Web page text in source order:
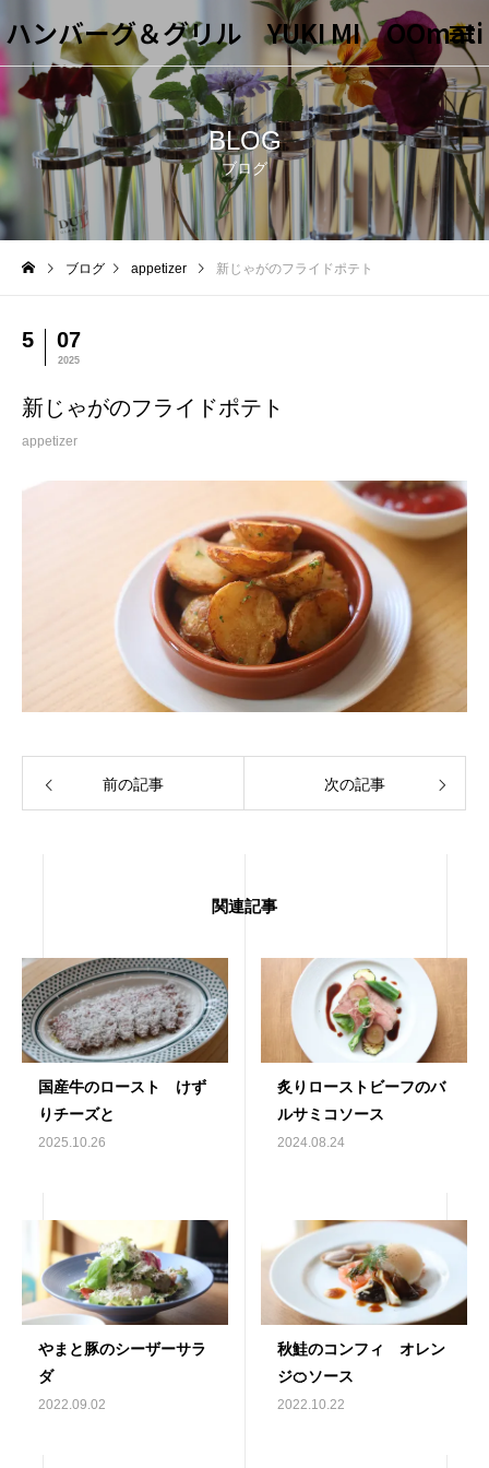
ハンバーグ＆グリル YUKI MI OOmati
BLOG
ブログ
ブログ appetizer 新じゃがのフライドポテト
5 07
2025
新じゃがのフライドポテト
appetizer
前の記事 次の記事
関連記事
国産牛のロースト けず
りチーズと
2025.10.26
炙りローストビーフのバ
ルサミコソース
2024.08.24
やまと豚のシーザーサラ
ダ
2022.09.02
秋鮭のコンフィ オレン
ジ🍊ソース
2022.10.22